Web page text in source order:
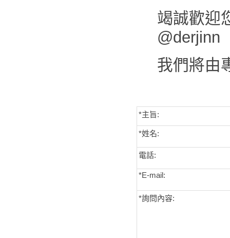
竭誠歡迎
@derjinn
我們將由
*主旨:
*姓名:
電話:
*E-mail:
*詢問內容: